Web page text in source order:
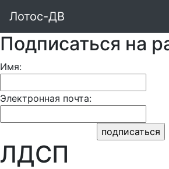
Лотос-ДВ
Подписаться на
Имя:
Электронная почта:
ЛДСП